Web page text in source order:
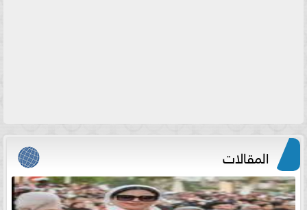
المقالات